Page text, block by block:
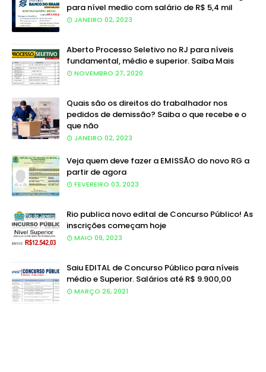
para nível medio com salário de R$ 5,4 mil
JANEIRO 02, 2023
Aberto Processo Seletivo no RJ para níveis
fundamental, médio e superior. Saiba Mais
NOVEMBRO 27, 2020
Quais são os direitos do trabalhador nos
pedidos de demissão? Saiba o que recebe e o
que não
JANEIRO 02, 2023
Veja quem deve fazer a EMISSÃO do novo RG a
partir de agora
FEVEREIRO 03, 2023
Rio publica novo edital de Concurso Público! As
inscrições começam hoje
MAIO 09, 2023
Saiu EDITAL de Concurso Público para níveis
médio e Superior. Salários até R$ 9.900,00
MARÇO 26, 2021